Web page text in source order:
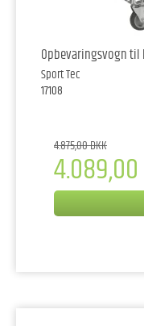
Opbevaringsvogn til
Sport Tec
17108
4.875,00 DKK
4.089,00